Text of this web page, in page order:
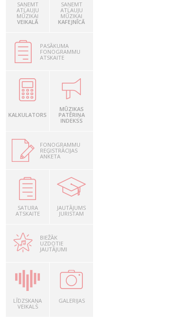
SAŅEMT
ATĻAUJU
MŪZIKAI
VEIKALĀ
SAŅEMT
ATĻAUJU
MŪZIKAI
KAFEJNĪCĀ
PASĀKUMA
FONOGRAMMU
ATSKAITE
KALKULATORS
MŪZIKAS
PATĒRIŅA
INDEKSS
FONOGRAMMU
REĢISTRĀCIJAS
ANKETA
SATURA
ATSKAITE
JAUTĀJUMS
JURISTAM
BIEŽĀK
UZDOTIE
JAUTĀJUMI
LĪDZSKAŅA
VEIKALS
GALERIJAS